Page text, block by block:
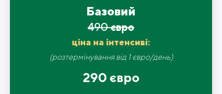
Базовий
490євро
ціна на інтенсиві:
(розтермінування від 1 євро/день)
290 євро